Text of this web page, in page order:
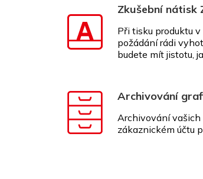
Zkušební nátisk
Při tisku produktu
požádání rádi
budete mít jistotu,
Archivování
Archivování vašich
zákaznickém účtu